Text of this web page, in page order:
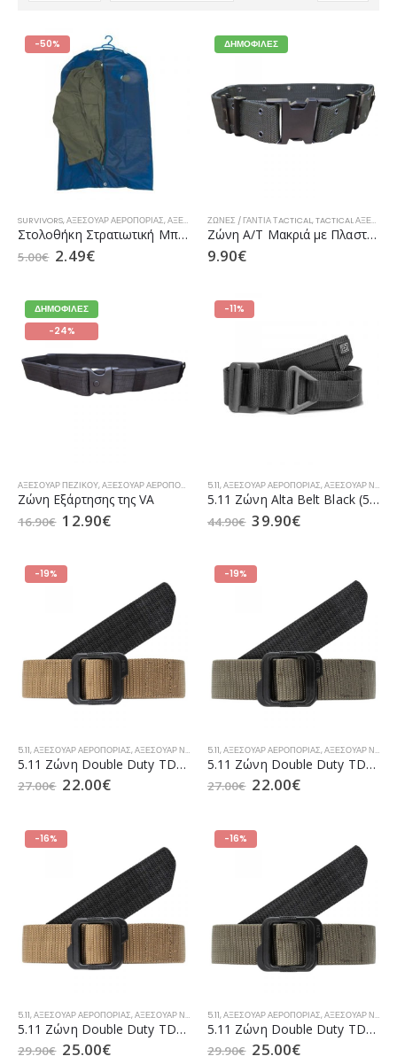
-50%
SURVIVORS,ΑΞΕΣΟΥΆΡ ΑΕΡΟΠΟΡΊΑΣ,ΑΞΕΣΟΥΆΡ ΝΑΥΤΙΚΟΎ ,ΑΞΕΣΟΥΆΡ ΠΕΖΙΚΟΎ
Στολοθήκη Στρατιωτική Μπλε της SURVIVORS
5.00€ 2.49€
ΔΗΜΟΦΙΛΈΣ
ΖΏΝΕΣ / ΓΆΝΤΙΑ ΤACTICAL,TACTICAL ΑΞΕΣΟΥΆΡ
Ζώνη Α/Τ Μακριά με Πλαστικό Κούμπωμα Λαδί της VA
9.90€
ΔΗΜΟΦΙΛΈΣ
-24%
ΑΞΕΣΟΥΆΡ ΠΕΖΙΚΟΎ,ΑΞΕΣΟΥΆΡ ΑΕΡΟΠΟΡΊΑΣ ΑΞΕΣΟΥΆΡ ΝΑΥΤΙΚΟΎ,ΕΠΙΧΕΙΡΗΣΙΑΚΌΣ
Ζώνη Εξάρτησης της VA
16.90€ 12.90€
-11%
5.11,ΑΞΕΣΟΥΆΡ ΑΕΡΟΠΟΡΊΑΣ,ΑΞΕΣΟΥΆΡ ΝΑΥΤΙΚΟΎ
5.11 Ζώνη Alta Belt Black (59538)
44.90€ 39.90€
-19%
5.11,ΑΞΕΣΟΥΆΡ ΑΕΡΟΠΟΡΊΑΣ,ΑΞΕΣΟΥΆΡ ΝΑΥΤΙΚΟΎ ,ΑΞΕΣΟΥΆΡ ΠΕΖΙΚΟΎ,ΕΠΙΧΕΙΡΗΣΙΑΚΌΣ
5.11 Ζώνη Double Duty TDU Belt 1.5 Kangaroo (59568)
27.00€ 22.00€
-19%
5.11,ΑΞΕΣΟΥΆΡ ΑΕΡΟΠΟΡΊΑΣ,ΑΞΕΣΟΥΆΡ ΝΑΥΤΙΚΟΎ
5.11 Ζώνη Double Duty TDU Belt 1.5 Ranger Green (59568)
27.00€ 22.00€
-16%
5.11,ΑΞΕΣΟΥΆΡ ΑΕΡΟΠΟΡΊΑΣ,ΑΞΕΣΟΥΆΡ ΝΑΥΤΙΚΟΎ ,ΑΞΕΣΟΥΆΡ ΠΕΖΙΚΟΎ,ΕΠΙΧΕΙΡΗΣΙΑΚΌΣ
5.11 Ζώνη Double Duty TDU Belt 1.75 Kangaroo (59567)
29.90€ 25.00€
-16%
5.11,ΑΞΕΣΟΥΆΡ ΑΕΡΟΠΟΡΊΑΣ,ΑΞΕΣΟΥΆΡ ΝΑΥΤΙΚΟΎ
5.11 Ζώνη Double Duty TDU Belt 1.75 Ranger Green (59567)
29.90€ 25.00€